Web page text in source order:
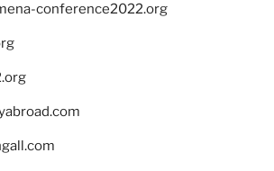
conference2022.org